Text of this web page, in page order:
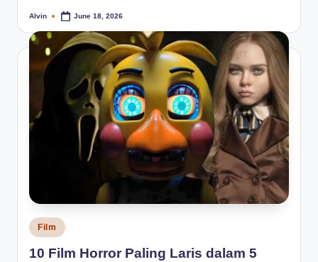
Posted
Alvin June 18, 2026
Posted
in
Film
10 Film Horror Paling Laris dalam 5